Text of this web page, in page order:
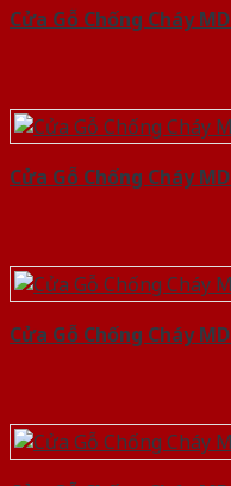
Cửa Gỗ Chống Cháy
Cửa Gỗ Chống Cháy
Cửa Gỗ Chống Cháy